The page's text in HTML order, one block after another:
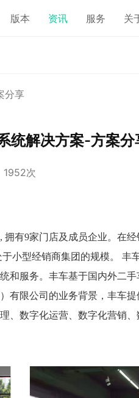
版本 资讯 服务 关
分享
统解决方案-方案分
次
拥有9家门店及成员企业。在
小型经销商集团的规模。 丰
和服务。丰车基于国内外二手
有限公司的业务背景，丰车提
、数字化运营、数字化营销、